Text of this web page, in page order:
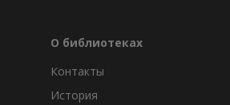
О библиотеках
Контакты
История